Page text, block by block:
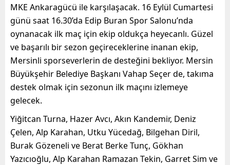
MKE Ankaragücü ile karşılaşacak. 16 Eylül Cumartesi
günü saat 16.30’da Edip Buran Spor Salonu’nda
oynanacak ilk maç için ekip oldukça heyecanlı. Güzel
ve başarılı bir sezon geçireceklerine inanan ekip,
Mersinli sporseverlerin de desteğini bekliyor. Mersin
Büyükşehir Belediye Başkanı Vahap Seçer de, takıma
destek olmak için sezonun ilk maçını izlemeye
gelecek.
Yiğitcan Turna, Hazer Avcı, Akın Kandemir, Deniz
Çelen, Alp Karahan, Utku Yücedağ, Bilgehan Diril,
Burak Gözeneli ve Berat Berke Tunç, Gökhan
Yazıcıoğlu, Alp Karahan Ramazan Tekin, Garret Sim ve